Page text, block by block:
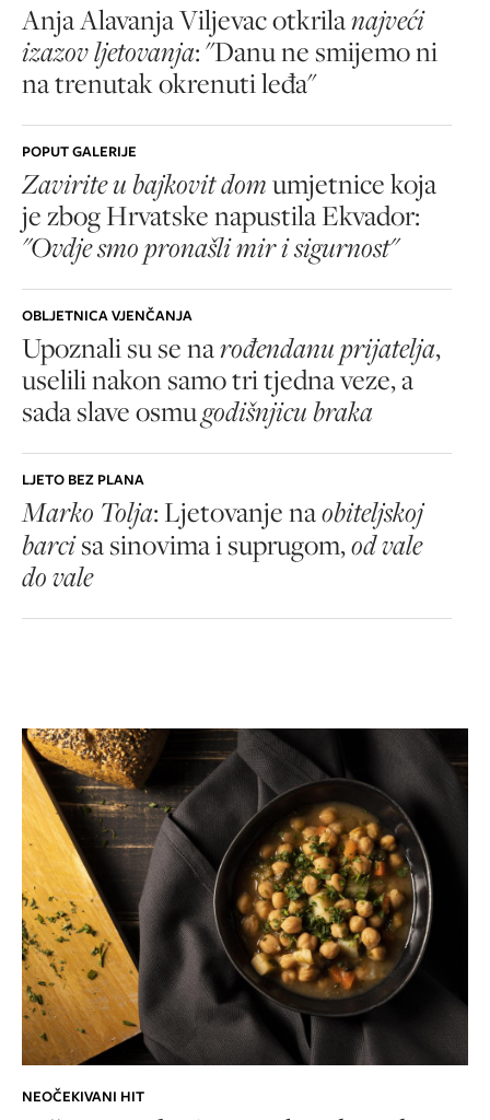
Anja Alavanja Viljevac otkrilanajveći
izazov ljetovanja: "Danu ne smijemo ni
na trenutak okrenuti leđa"
POPUT GALERIJE
Zavirite u bajkovit domumjetnice koja
je zbog Hrvatske napustila Ekvador:
"Ovdje smo pronašli mir i sigurnost"
OBLJETNICA VJENČANJA
Upoznali su se narođendanu prijatelja,
uselili nakon samo tri tjedna veze, a
sada slave osmugodišnjicu braka
LJETO BEZ PLANA
Marko Tolja: Ljetovanje naobiteljskoj
barcisa sinovima i suprugom,od vale
do vale
NEOČEKIVANI HIT